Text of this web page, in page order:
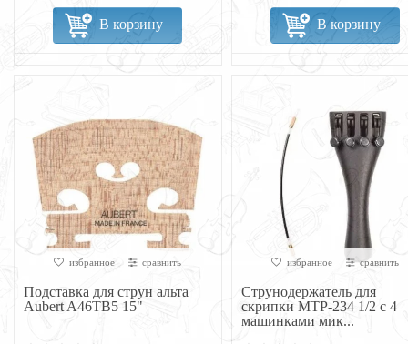
В корзину В корзину
избранное сравнить
Подставка для струн альта
Aubert A46TB5 15"
избранное сравнить
Струнодержатель для
скрипки MTP-234 1/2 с 4
машинками мик...